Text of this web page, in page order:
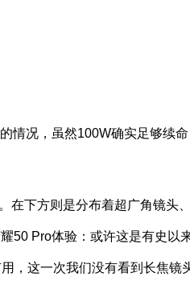
况，虽然100W确实足够续
下方则是分布着超广角镜头
，这一次我们没有看到长焦镜